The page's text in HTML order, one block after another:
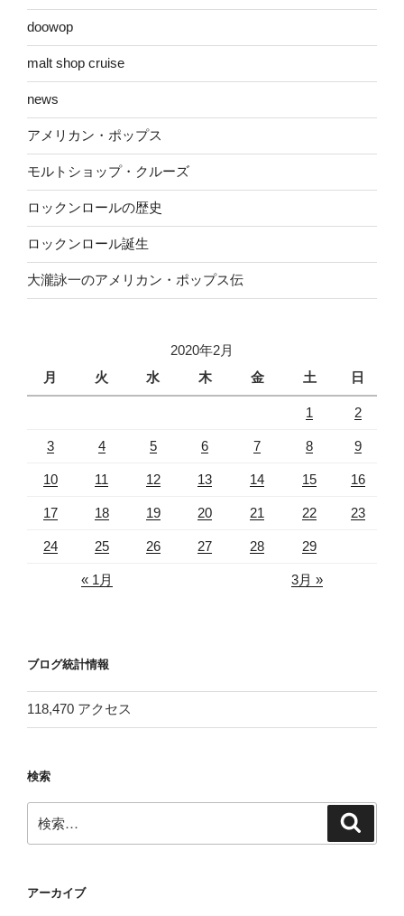
doowop
malt shop cruise
news
アメリカン・ポップス
モルトショップ・クルーズ
ロックンロールの歴史
ロックンロール誕生
大瀧詠一のアメリカン・ポップス伝
2020年2月
月
火 水 木 金 土 日
1 2
3 4 5 6 7 8 9
10 11 12 13 14 15 16
17 18 19 20 21 22 23
24 25 26 27 28 29
« 1月 3月 »
ブログ統計情報
118,470 アクセス
検索
索:
アーカイブ